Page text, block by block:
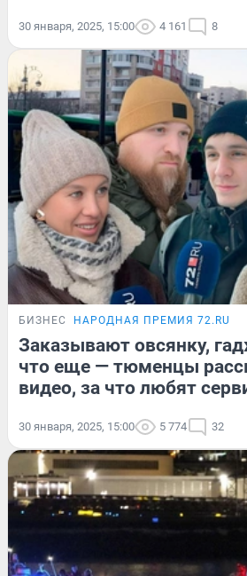
30 января, 2025, 15:00 4 161 8
БИЗНЕС НАРОДНАЯ ПРЕМИЯ 72.RU
Заказывают овсянку,
что еще — тюменцы
видео, за что любят
30 января, 2025, 15:00 5 774 32